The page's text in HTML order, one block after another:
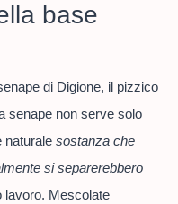
base
di Digione, il pizzico
senape non serve solo
naturale sostanza che
si separerebbero
lavoro. Mescolate